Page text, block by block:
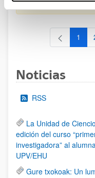
al 30/07/2026 (ambos
1
Noticias
RSS
La Unidad de
edición del curso
investigadora” al
UPV/EHU
Gure txokoak: Un